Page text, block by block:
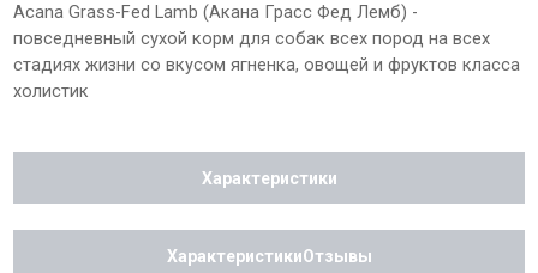
Acana Grass-Fed Lamb (Акана Грасс Фед Лемб) -
повседневный сухой корм для собак всех пород на всех
стадиях жизни со вкусом ягненка, овощей и фруктов класса
холистик
Характеристики
ХарактеристикиОтзывы